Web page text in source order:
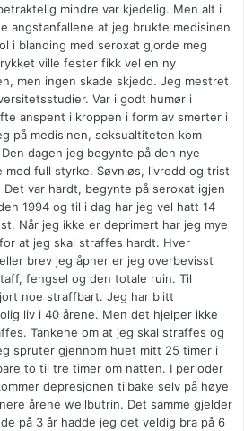
mindre var kjedelig. Men alt i
angstanfallene at jeg brukte medisinen
i blanding med seroxat gjorde meg
ville fester fikk vel en ny
men ingen skade skjedd. Jeg mestret
Var i godt humør i
anspent i kroppen i form av smerter i
på medisinen, seksualtiteten kom
dagen jeg begynte på den nye
med full styrke. Søvnløs, livredd og trist
var hardt, begynte på seroxat igjen
1994 og til i dag har jeg vel hatt 14
Når jeg ikke er deprimert har jeg mye
at jeg skal straffes hardt. Hver
brev jeg åpner er jeg overbevisst
fengsel og den totale ruin. Til
noe straffbart. Jeg har blitt
liv i 40 årene. Men det hjelper ikke
Tankene om at jeg skal straffes og
spruter gjennom huet mitt 25 timer i
to til tre timer om natten. I perioder
depresjonen tilbake selv på høye
årene wellbutrin. Det samme gjelder
på 3 år hadde jeg det veldig bra på 6